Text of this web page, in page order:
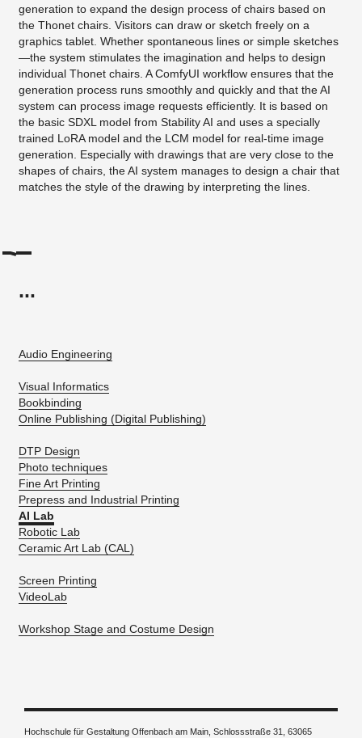
generation to expand the design process of chairs based on
the Thonet chairs. Visitors can draw or sketch freely on a
graphics tablet. Whether spontaneous lines or simple sketches
—the system stimulates the imagination and helps to design
individual Thonet chairs. A ComfyUI workflow ensures that the
generation process runs smoothly and quickly and that the AI
system can process image requests efficiently. It is based on
the basic SDXL model from Stability AI and uses a specially
trained LoRA model and the LCM model for real-time image
generation. Especially with drawings that are very close to the
shapes of chairs, the AI system manages to design a chair that
matches the style of the drawing by interpreting the lines.
...
Audio Engineering
Visual Informatics
Bookbinding
Online Publishing (Digital Publishing)
DTP Design
Photo techniques
Fine Art Printing
Prepress and Industrial Printing
AI Lab
Robotic Lab
Ceramic Art Lab (CAL)
Screen Printing
VideoLab
Workshop Stage and Costume Design
Hochschule für Gestaltung Offenbach am Main, Schlossstraße 31, 63065